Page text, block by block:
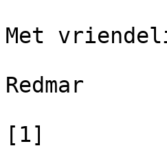
Met
Redmar